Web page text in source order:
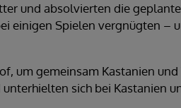
und absolvierten die
einigen Spielen vergnügten –
um gemeinsam Kastanien
sich bei Kastanien